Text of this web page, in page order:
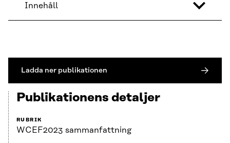
Innehåll
Ladda ner publikationen
Publikationens detaljer
RUBRIK
WCEF2023 sammanfattning